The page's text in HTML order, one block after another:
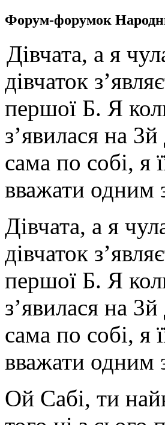
Форум-форумок
Дівчата, а я
дівчаток
першої Б. Я
з’явилася на
сама по собі, я
вважати одним
Дівчата, а я
дівчаток
першої Б. Я
з’явилася на
сама по собі, я
вважати одним
Ой Сабі, ти